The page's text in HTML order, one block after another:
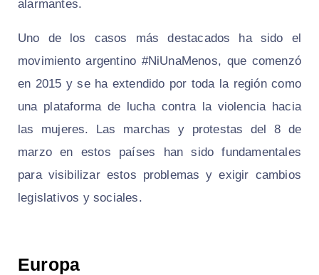
alarmantes.
Uno de los casos más destacados ha sido el
movimiento argentino #NiUnaMenos, que comenzó
en 2015 y se ha extendido por toda la región como
una plataforma de lucha contra la violencia hacia
las mujeres. Las marchas y protestas del 8 de
marzo en estos países han sido fundamentales
para visibilizar estos problemas y exigir cambios
legislativos y sociales.
Europa